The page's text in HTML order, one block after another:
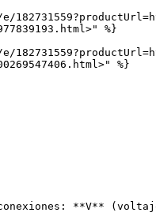
%}
%}
**V**